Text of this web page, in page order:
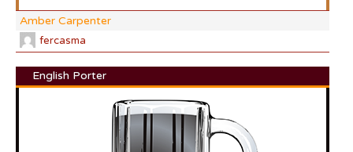
Amber Carpenter
fercasma
English Porter